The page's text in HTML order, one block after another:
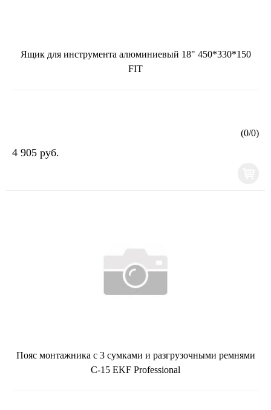
Ящик для инструмента алюминиевый 18" 450*330*150
FIT
(0/0)
4 905 руб.
Пояс монтажника с 3 сумками и разгрузочными ремнями
С-15 EKF Professional